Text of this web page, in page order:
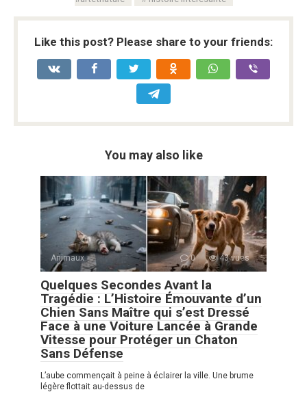
Like this post? Please share to your friends:
You may also like
Animaux 0 43 vues
Quelques Secondes Avant la
Tragédie : L’Histoire Émouvante d’un
Chien Sans Maître qui s’est Dressé
Face à une Voiture Lancée à Grande
Vitesse pour Protéger un Chaton
Sans Défense
L’aube commençait à peine à éclairer la ville. Une brume
légère flottait au-dessus de